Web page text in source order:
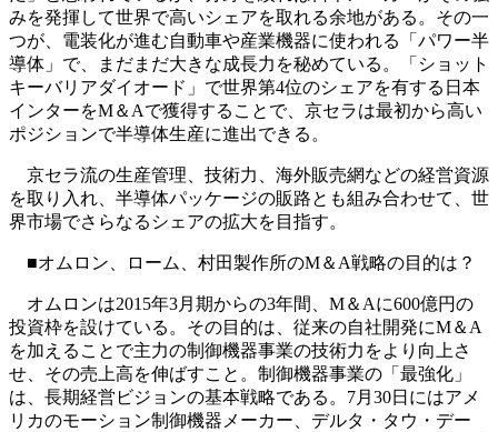
みを発揮して世界で高いシェアを取れる余地がある。その一
つが、電装化が進む自動車や産業機器に使われる「パワー半
導体」で、まだまだ大きな成長力を秘めている。「ショット
キーバリアダイオード」で世界第4位のシェアを有する日本
インターをM＆Aで獲得することで、京セラは最初から高い
ポジションで半導体生産に進出できる。
京セラ流の生産管理、技術力、海外販売網などの経営資源
を取り入れ、半導体パッケージの販路とも組み合わせて、世
界市場でさらなるシェアの拡大を目指す。
■オムロン、ローム、村田製作所のM＆A戦略の目的は？
オムロンは2015年3月期からの3年間、M＆Aに600億円の
投資枠を設けている。その目的は、従来の自社開発にM＆A
を加えることで主力の制御機器事業の技術力をより向上さ
せ、その売上高を伸ばすこと。制御機器事業の「最強化」
は、長期経営ビジョンの基本戦略である。7月30日にはアメ
リカのモーション制御機器メーカー、デルタ・タウ・デー